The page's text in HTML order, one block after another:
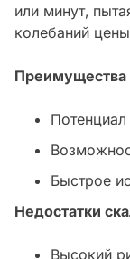
или минут‚
колебаний
Преимущества
Быстрое
Недостатки
Высокий